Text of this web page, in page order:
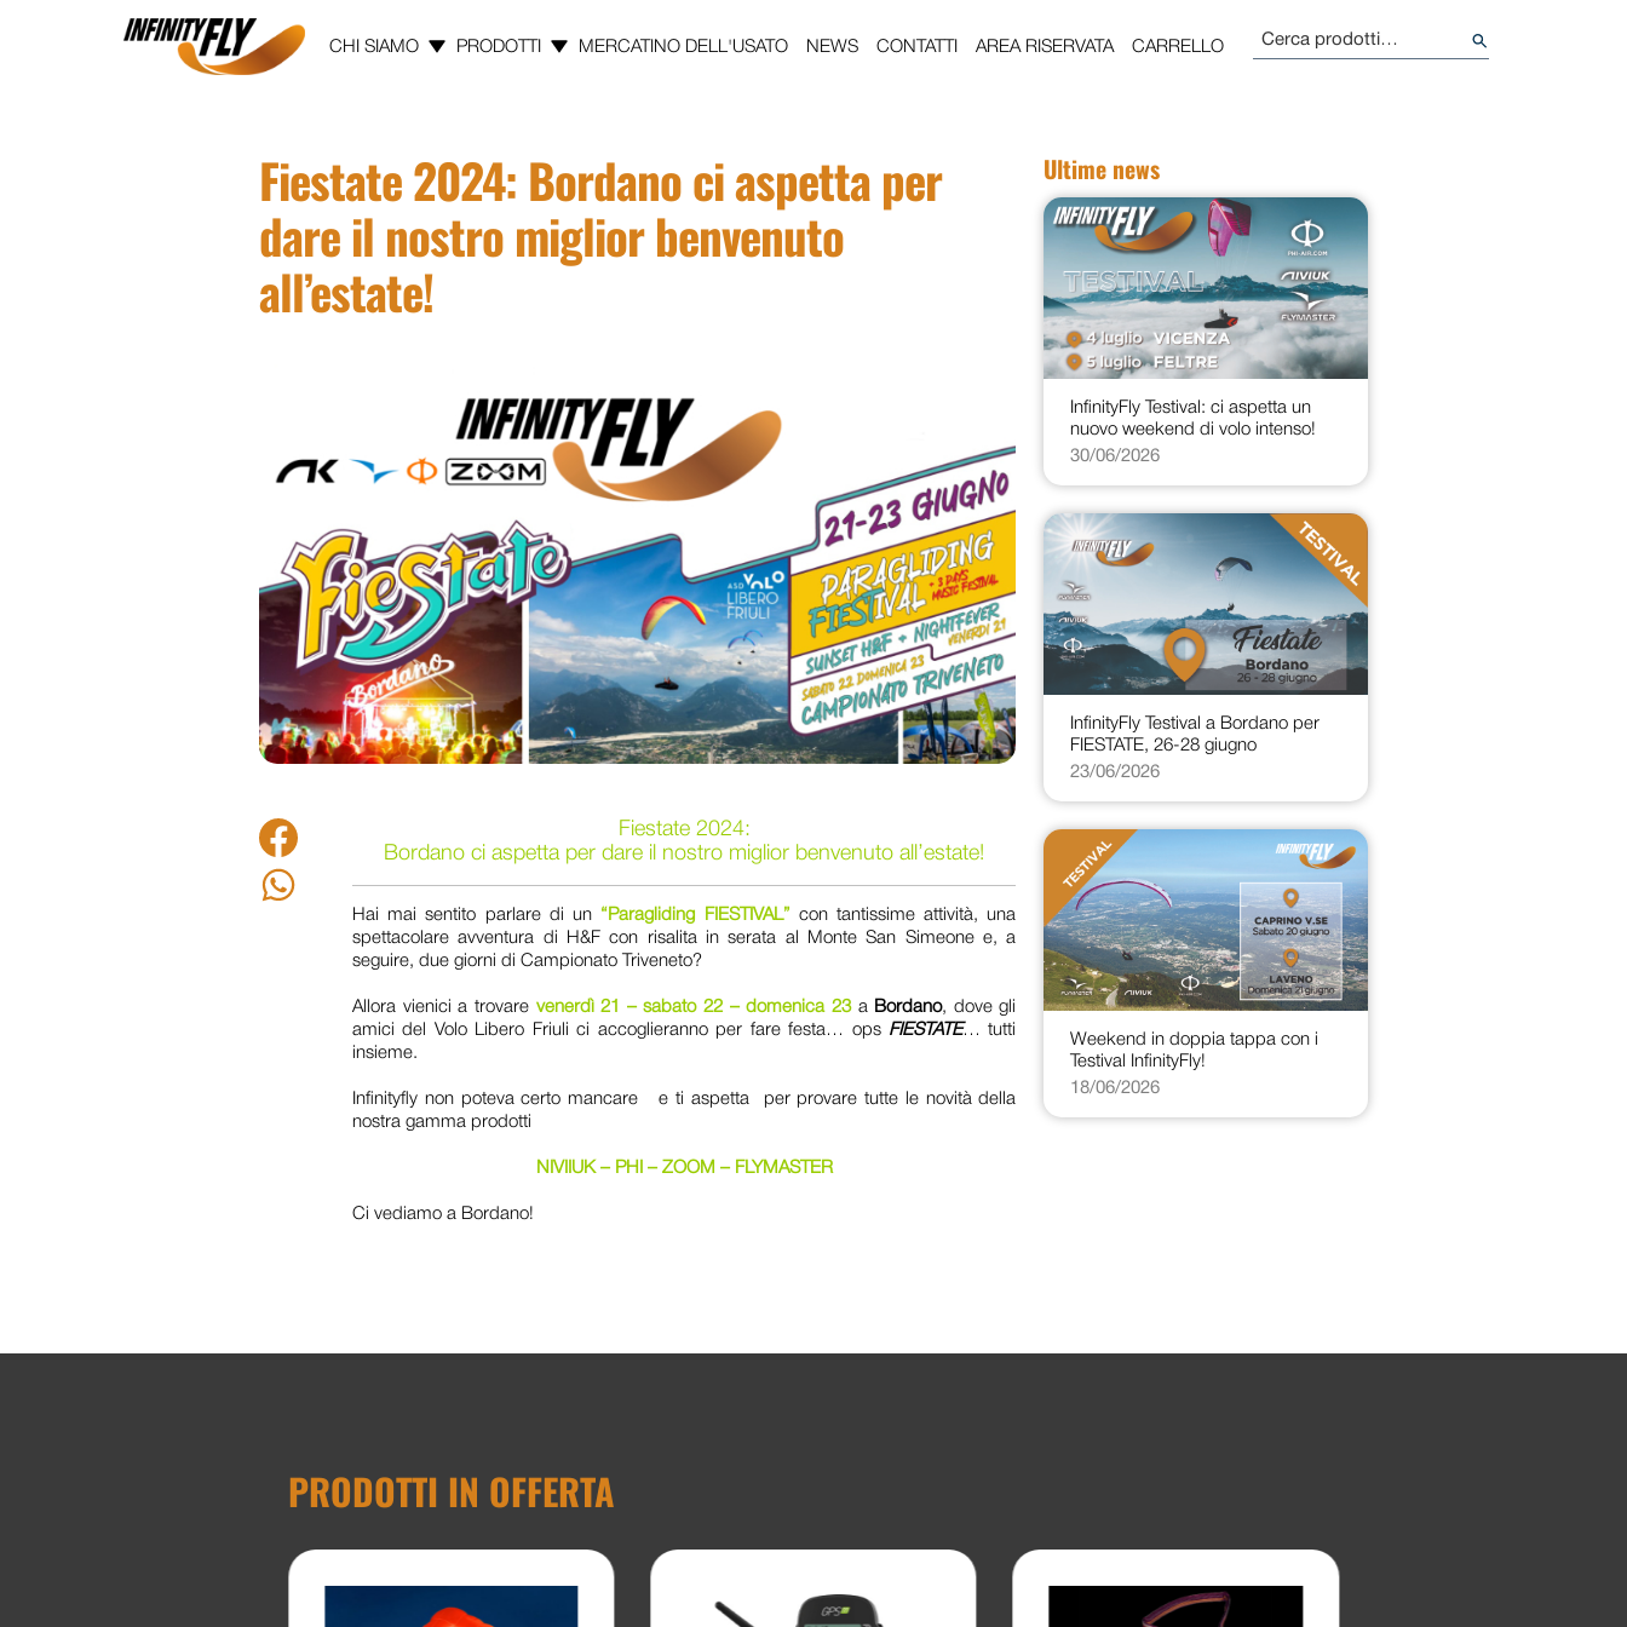
CHI SIAMO PRODOTTI MERCATINO DELL'USATO NEWS CONTATTI AREA RISERVATA CARRELLO
Cerca:
Fiestate 2024: Bordano ci aspetta per
dare il nostro miglior benvenuto
all’estate!
Facebook
Fiestate 2024:
Bordano ci aspetta per dare il nostro miglior benvenuto all’estate!
Hai mai sentito parlare di un “Paragliding FIESTIVAL” con tantissime attività, una
spettacolare avventura di H&F con risalita in serata al Monte San Simeone e, a
seguire, due giorni di Campionato Triveneto?
Allora vienici a trovare venerdì 21 – sabato 22 – domenica 23a Bordano, dove gli
amici del Volo Libero Friuli ci accoglieranno per fare festa… ops FIESTATE… tutti
insieme.
Infinityfly non poteva certo mancare e ti aspetta per provare tutte le novità della
nostra gamma prodotti
NIVIIUK – PHI – ZOOM – FLYMASTER
Ci vediamo a Bordano!
Ultime news
InfinityFly Testival: ci aspetta un
nuovo weekend di volo intenso!
30/06/2026
InfinityFly Testival a Bordano per
FIESTATE, 26-28 giugno
23/06/2026
Weekend in doppia tappa con i
Testival InfinityFly!
18/06/2026
PRODOTTI IN OFFERTA